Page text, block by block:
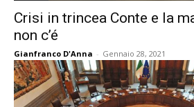
Crisi in trincea Conte e la
non c’é
Gianfranco D'Anna - Gennaio 28, 2021